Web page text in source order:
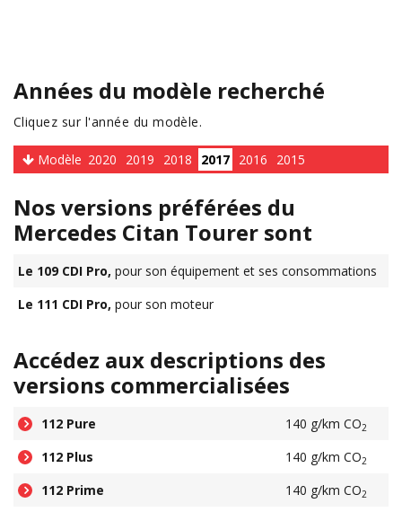
Années du modèle recherché
Cliquez sur l'année du modèle.
Modèle 2020 2019 2018 2017 2016 2015
Nos versions préférées du
Mercedes Citan Tourer sont
Le 109 CDI Pro, pour son équipement et ses consommations
Le 111 CDI Pro, pour son moteur
Accédez aux descriptions des
versions commercialisées
112 Pure 140 g/km CO2
112 Plus 140 g/km CO2
112 Prime 140 g/km CO2